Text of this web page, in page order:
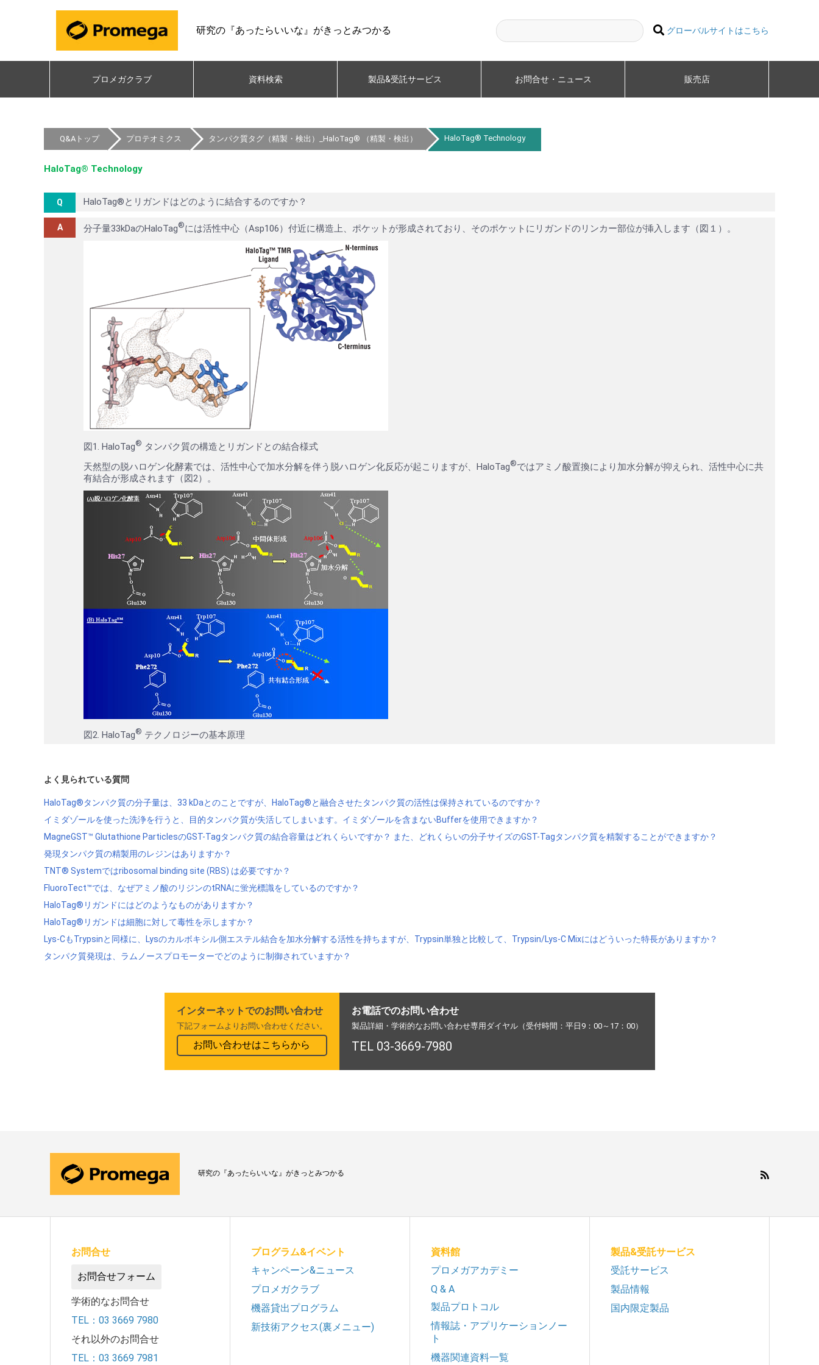
研究の『あったらいいな』がきっとみつかる グローバルサイトはこちら
プロメガクラブ 資料検索 製品&受託サービス お問合せ・ニュース 販売店
Q&Aトップ プロテオミクス タンパク質タグ（精製・検出）_HaloTag® （精製・検出） HaloTag® Technology
HaloTag® Technology
HaloTag®とリガンドはどのように結合するのですか？
分子量33kDaのHaloTag®には活性中心（Asp106）付近に構造上、ポケットが形成されており、そのポケットにリガンドのリンカー部位が挿入します（図１）。
図1. HaloTag® タンパク質の構造とリガンドとの結合様式
天然型の脱ハロゲン化酵素では、活性中心で加水分解を伴う脱ハロゲン化反応が起こりますが、HaloTag®ではアミノ酸置換により加水分解が抑えられ、活性中心に共
有結合が形成されます（図2）。
図2. HaloTag® テクノロジーの基本原理
よく見られている質問
HaloTag®タンパク質の分子量は、33 kDaとのことですが、HaloTag®と融合させたタンパク質の活性は保持されているのですか？
イミダゾールを使った洗浄を行うと、目的タンパク質が失活してしまいます。イミダゾールを含まないBufferを使用できますか？
MagneGST™ Glutathione ParticlesのGST-Tagタンパク質の結合容量はどれくらいですか？ また、どれくらいの分子サイズのGST-Tagタンパク質を精製することができますか？
発現タンパク質の精製用のレジンはありますか？
TNT® Systemではribosomal binding site (RBS) は必要ですか？
FluoroTect™では、なぜアミノ酸のリジンのtRNAに蛍光標識をしているのですか？
HaloTag®リガンドにはどのようなものがありますか？
HaloTag®リガンドは細胞に対して毒性を示しますか？
Lys-CもTrypsinと同様に、Lysのカルボキシル側エステル結合を加水分解する活性を持ちますが、Trypsin単独と比較して、Trypsin/Lys-C Mixにはどういった特長がありますか？
タンパク質発現は、ラムノースプロモーターでどのように制御されていますか？
インターネットでのお問い合わせ
下記フォームよりお問い合わせください。
お問い合わせはこちらから
お電話でのお問い合わせ
製品詳細・学術的なお問い合わせ専用ダイヤル（受付時間：平日9：00～17：00）
TEL 03-3669-7980
研究の『あったらいいな』がきっとみつかる
お問合せ
お問合せフォーム
学術的なお問合せ
TEL：03 3669 7980
それ以外のお問合せ
TEL：03 3669 7981
プログラム&イベント
キャンペーン&ニュース
プロメガクラブ
機器貸出プログラム
新技術アクセス(裏メニュー)
資料館
プロメガアカデミー
Q & A
製品プロトコル
情報誌・アプリケーションノー
ト
機器関連資料一覧
製品&受託サービス
受託サービス
製品情報
国内限定製品